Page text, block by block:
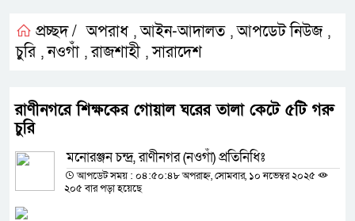
প্রচ্ছদ / অপরাধ ,আইন-আদালত ,আপডেট নিউজ ,
চুরি ,নওগাঁ ,রাজশাহী ,সারাদেশ
রাণীনগরে শিক্ষকের গোয়াল ঘরের তালা কেটে ৫টি গরু
চুরি
মনোরঞ্জন চন্দ্র, রাণীনগর (নওগাঁ) প্রতিনিধিঃ
আপডেট সময় : ০৪:৫০:৪৮ অপরাহ্ন, সোমবার, ১০ নভেম্বর ২০২৫
২০৫ বার পড়া হয়েছে